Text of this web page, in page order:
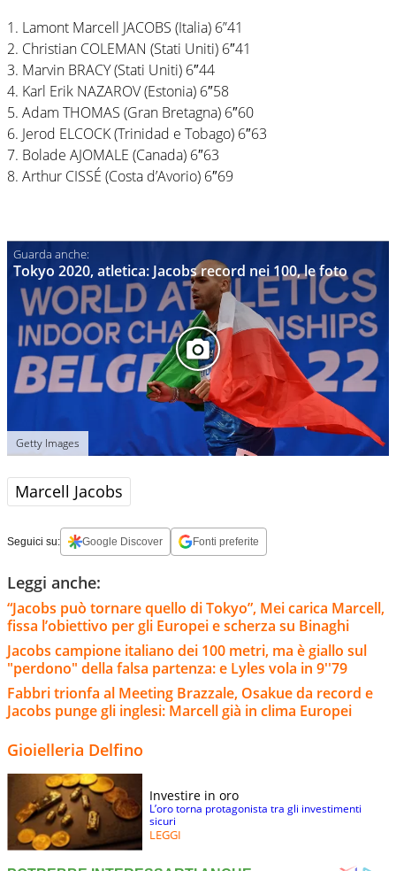
1. Lamont Marcell JACOBS (Italia) 6”41
2. Christian COLEMAN (Stati Uniti) 6″41
3. Marvin BRACY (Stati Uniti) 6″44
4. Karl Erik NAZAROV (Estonia) 6″58
5. Adam THOMAS (Gran Bretagna) 6″60
6. Jerod ELCOCK (Trinidad e Tobago) 6″63
7. Bolade AJOMALE (Canada) 6″63
8. Arthur CISSÉ (Costa d’Avorio) 6″69
Tokyo 2020, atletica: Jacobs record nei 100, le foto
Getty Images
Marcell Jacobs
Seguici su: Google Discover Fonti preferite
Leggi anche:
“Jacobs può tornare quello di Tokyo”, Mei carica Marcell,
fissa l’obiettivo per gli Europei e scherza su Binaghi
Jacobs campione italiano dei 100 metri, ma è giallo sul
"perdono" della falsa partenza: e Lyles vola in 9''79
Fabbri trionfa al Meeting Brazzale, Osakue da record e
Jacobs punge gli inglesi: Marcell già in clima Europei
Gioielleria Delfino
Investire in oro
L’oro torna protagonista tra gli investimenti
sicuri
LEGGI